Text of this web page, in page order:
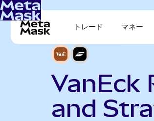
トレード マネー
VanEck
and